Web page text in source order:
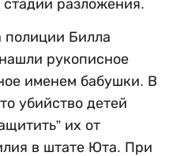
разложения.
полиции Билла
рукописное
именем бабушки. В
убийство детей
их от
в штате Юта. При